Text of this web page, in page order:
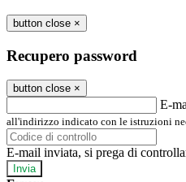
button close ×
Recupero password
button close ×
E-
all'indirizzo indicato con le istruzioni
E-mail inviata, si prega di